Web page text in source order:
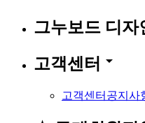
그누보드 디자
고객센터 arrow_drop_down
고객센터 공지사